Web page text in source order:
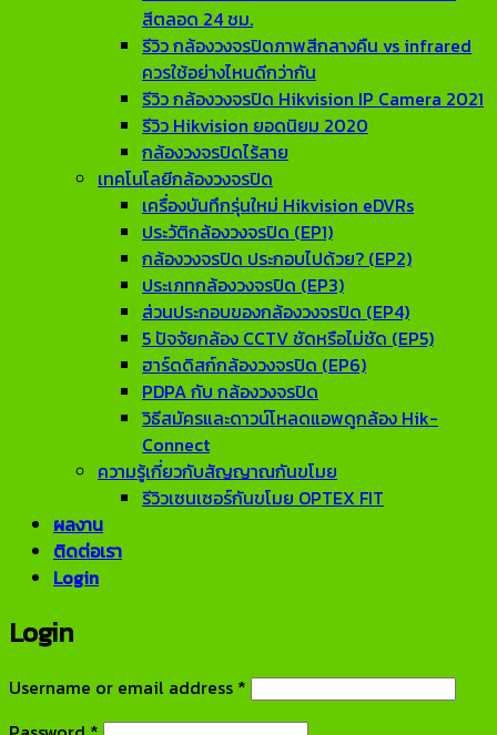
สีตลอด 24 ชม.
รีวิว กล้องวงจรปิดภาพสีกลางคืน vs infrared
ควรใช้อย่างไหนดีกว่ากัน
รีวิว กล้องวงจรปิด Hikvision IP Camera 2021
รีวิว Hikvision ยอดนิยม 2020
กล้องวงจรปิดไร้สาย
เทคโนโลยีกล้องวงจรปิด
เครื่องบันทึกรุ่นใหม่ Hikvision eDVRs
ประวัติกล้องวงจรปิด (EP1)
กล้องวงจรปิด ประกอบไปด้วย? (EP2)
ประเภทกล้องวงจรปิด (EP3)
ส่วนประกอบของกล้องวงจรปิด (EP4)
5 ปัจจัยกล้อง CCTV ชัดหรือไม่ชัด (EP5)
ฮาร์ดดิสก์กล้องวงจรปิด (EP6)
PDPA กับ กล้องวงจรปิด
วิธีสมัครและดาวน์โหลดแอพดูกล้อง Hik-
Connect
ความรู้เกี่ยวกับสัญญาณกันขโมย
รีวิวเซนเซอร์กันขโมย OPTEX FIT
ผลงาน
ติดต่อเรา
Login
Login
Username or email address * Required